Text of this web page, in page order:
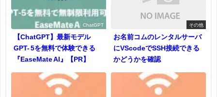
ChatGPT
【ChatGPT】最新モデル
GPT- 5を無料で体験できる
『EaseMate AI』【PR】
その他
お名前コムのレンタルサーバ
にVScodeでSSH接続できる
かどうかを確認